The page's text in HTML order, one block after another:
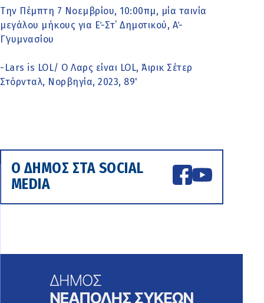
Την Πέμπτη 7 Νοεμβρίου, 10:00πμ, μία ταινία
μεγάλου μήκους για Ε΄-Στ΄ Δημοτικού, Α΄-
Γ΄γυμνασίου
-Lars is LOL/ Ο Λαρς είναι LOL, Άιρικ Σέτερ
Στόρνταλ, Νορβηγία, 2023, 89'
Ο ΔΗΜΟΣ ΣΤΑ SOCIAL
MEDIA